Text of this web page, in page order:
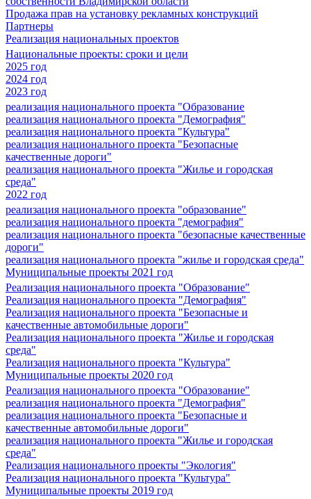
Продажа прав на установку рекламных конструкций
Партнеры
Реализация национальных проектов
Национальные проекты: сроки и цели
2025 год
2024 год
2023 год
реализация национального проекта "Образование
реализация национального проекта "Демография"
реализация национального проекта "Культура"
реализация национального проекта "Безопасные
качественные дороги"
реализация национального проекта "Жилье и городская
среда"
2022 год
реализация национального проекта "образование"
реализация национального проекта "демография"
реализация национального проекта "безопасные качественные
дороги"
реализация национального проекта "жилье и городская среда"
Муниципальные проекты 2021 год
Реализация национального проекта "Образование"
Реализация национального проекта "Демография"
Реализация национального проекта "Безопасные и
качественные автомобильные дороги"
Реализация национального проекта "Жилье и городская
среда"
Реализация национального проекта "Культура"
Муниципальные проекты 2020 год
Реализация национального проекта "Образование"
реализация национального проекта "Демография"
реализация национального проекта "Безопасные и
качественные автомобильные дороги"
реализация национального проекта "Жилье и городская
среда"
Реализация национального проекты "Экология"
Реализация национального проекта "Культура"
Муниципальные проекты 2019 год